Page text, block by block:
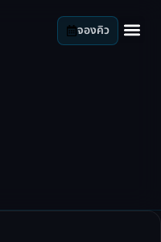
จองคิว